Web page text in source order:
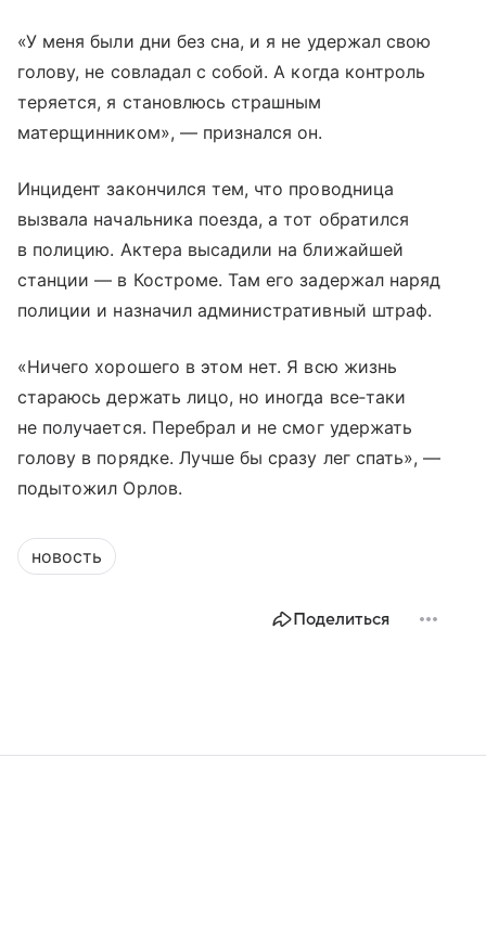
«У меня были дни без сна, и я не удержал свою
голову, не совладал с собой. А когда контроль
теряется, я становлюсь страшным
матерщинником», — признался он.
Инцидент закончился тем, что проводница
вызвала начальника поезда, а тот обратился
в полицию. Актера высадили на ближайшей
станции — в Костроме. Там его задержал наряд
полиции и назначил административный штраф.
«Ничего хорошего в этом нет. Я всю жизнь
стараюсь держать лицо, но иногда все‑таки
не получается. Перебрал и не смог удержать
голову в порядке. Лучше бы сразу лег спать», —
подытожил Орлов.
новость
Поделиться